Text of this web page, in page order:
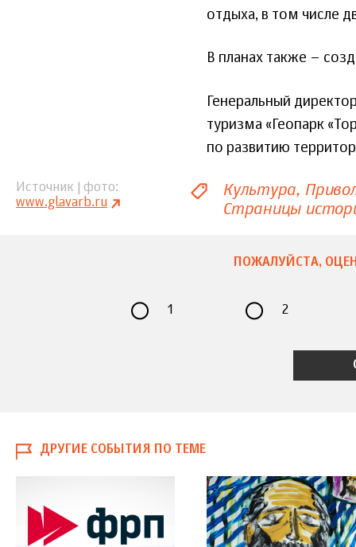
отдыха, в том числе
В планах также –
Генеральный
туризма «Геопарк
по развитию
Источник | фото
www.glavarb.ru
Культура
Страницы
ПОЖАЛУЙСТА,
1 2
ДРУГИЕ СОБЫТИЯ ПО ТЕМЕ